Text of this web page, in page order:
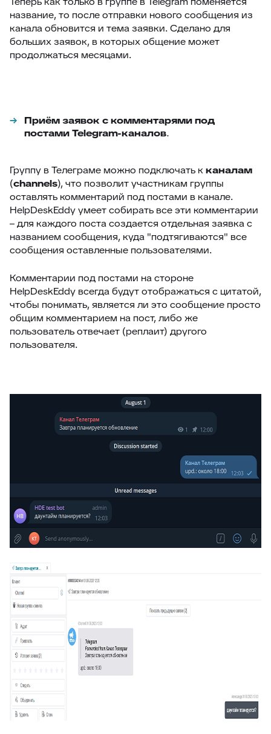
название, то после отправки нового сообщения из
канала обновится и тема заявки. Сделано для
больших заявок, в которых общение может
продолжаться месяцами.
Приём заявок с комментарями под
постами Telegram-каналов.
Группу в Телеграме можно подключать кканалам
(channels), что позволит участникам группы
оставлять комментарий под постами в канале.
HelpDeskEddy умеет собирать все эти комментарии
– для каждого поста создается отдельная заявка с
названием сообщения, куда "подтягиваются" все
сообщения оставленные пользователями.
Комментарии под постами на стороне
HelpDeskEddy всегда будут отображаться с цитатой,
чтобы понимать, является ли это сообщение просто
общим комментарием на пост, либо же
пользователь отвечает (реплаит) другого
пользователя.